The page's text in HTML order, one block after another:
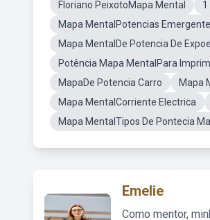
Floriano PeixotoMapa Mental
Mapa MentalPotencias
Mapa MentalDe Potencia De
Potência Mapa MentalPara
MapaDe Potencia Carro
Mapa
Mapa MentalCorriente Electrica
Mapa MentalTipos De Pontecia
Emelie
Como mentor,